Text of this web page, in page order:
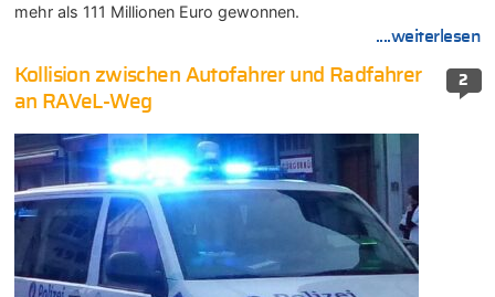
mehr als 111 Millionen Euro gewonnen.
....weiterlesen
2
Kollision zwischen Autofahrer und Radfahrer
an RAVeL-Weg